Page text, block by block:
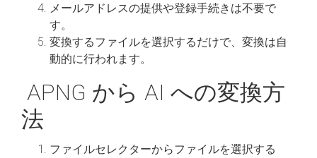
メールアドレスの提供や登録手続きは不要で
す。
変換するファイルを選択するだけで、変換は自
動的に行われます。
APNG から AI への変換方
法
ファイルセレクターからファイルを選択する